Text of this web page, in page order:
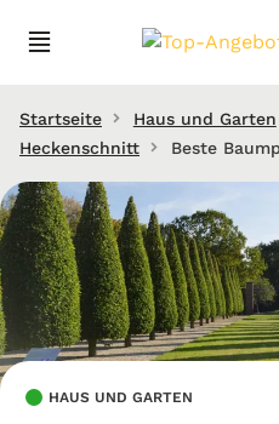
Startseite Haus und Garten
Heckenschnitt
Beste
HAUS UND GARTEN